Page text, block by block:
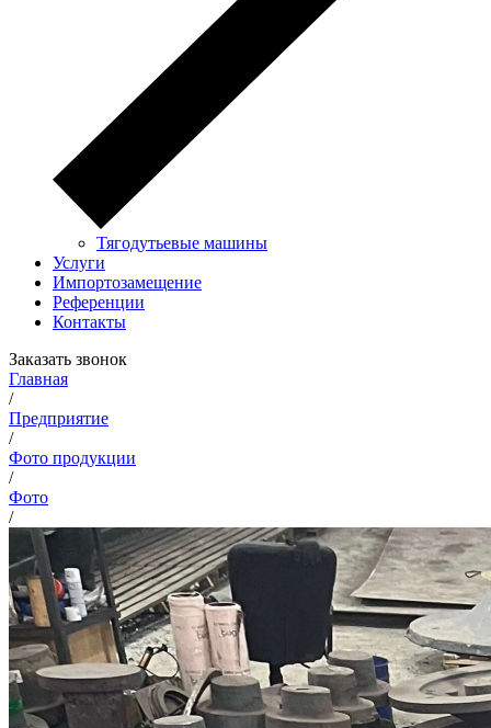
Тягодутьевые машины
Услуги
Импортозамещение
Референции
Контакты
Заказать звонок
Главная
/
Предприятие
/
Фото продукции
/
Фото
/